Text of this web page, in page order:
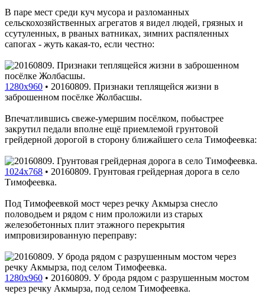
В паре мест среди куч мусора и разломанных
сельскохозяйственных агрегатов я видел людей, грязных и
ссутуленных, в рваных ватниках, зимних распяленных
сапогах - жуть какая-то, если честно:
1280x960 • 20160809. Признаки теплящейся жизни в
заброшенном посёлке Жолбасшы.
Впечатлившись свеже-умершим посёлком, побыстрее
закрутил педали вполне ещё приемлемой грунтовой
грейдерной дорогой в сторону ближайшего села Тимофеевка:
1024x768 • 20160809. Грунтовая грейдерная дорога в село
Тимофеевка.
Под Тимофеевкой мост через речку Акмырза снесло
половодьем и рядом с ним проложили из старых
железобетонных плит этажного перекрытия
импровизированную переправу:
1280x960 • 20160809. У брода рядом с разрушенным мостом
через речку Акмырза, под селом Тимофеевка.